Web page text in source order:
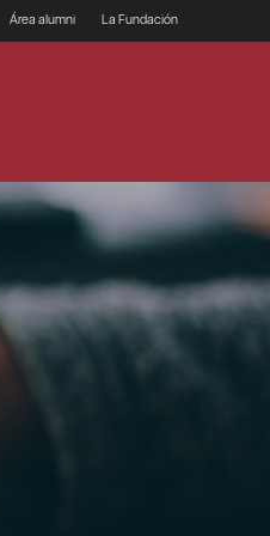
Área alumni La Fundación